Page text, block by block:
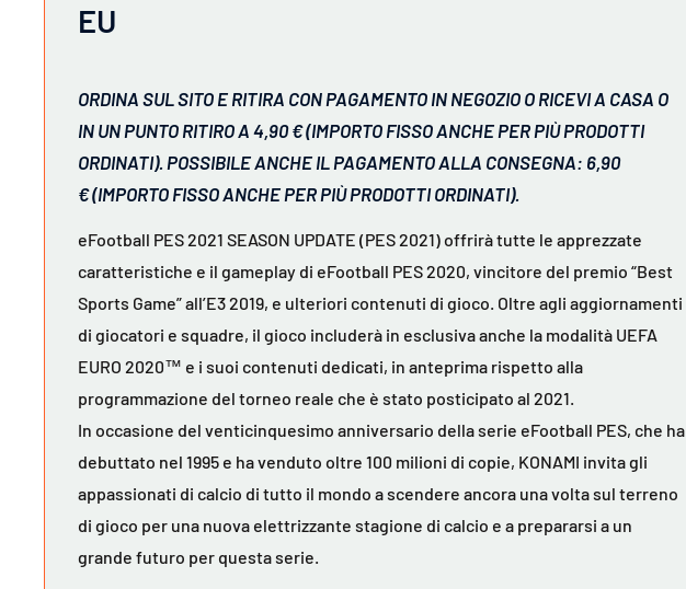
EU
ORDINA SUL SITO E RITIRA CON PAGAMENTO IN NEGOZIO O RICEVI A CASA O
IN UN PUNTO RITIRO A 4,90 € (IMPORTO FISSO ANCHE PER PIÙ PRODOTTI
ORDINATI). POSSIBILE ANCHE IL PAGAMENTO ALLA CONSEGNA: 6,90
€ (IMPORTO FISSO ANCHE PER PIÙ PRODOTTI ORDINATI).
eFootball PES 2021 SEASON UPDATE (PES 2021) offrirà tutte le apprezzate
caratteristiche e il gameplay di eFootball PES 2020, vincitore del premio “Best
Sports Game” all’E3 2019, e ulteriori contenuti di gioco. Oltre agli aggiornamenti
di giocatori e squadre, il gioco includerà in esclusiva anche la modalità UEFA
EURO 2020™ e i suoi contenuti dedicati, in anteprima rispetto alla
programmazione del torneo reale che è stato posticipato al 2021.
In occasione del venticinquesimo anniversario della serie eFootball PES, che ha
debuttato nel 1995 e ha venduto oltre 100 milioni di copie, KONAMI invita gli
appassionati di calcio di tutto il mondo a scendere ancora una volta sul terreno
di gioco per una nuova elettrizzante stagione di calcio e a prepararsi a un
grande futuro per questa serie.